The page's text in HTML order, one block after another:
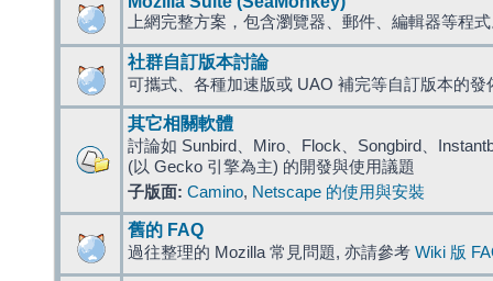
上網完整方案，包含瀏覽器、郵件、編輯器等程
社群自訂版本討論
可攜式、各種加速版或 UAO 補完等自訂版本的發
其它相關軟體
討論如 Sunbird、Miro、Flock、Songbird、
(以 Gecko 引擎為主) 的開發與使用議題
子版面: Camino, Netscape 的使用與安裝
舊的 FAQ
過往整理的 Mozilla 常見問題, 亦請參考 Wiki 版